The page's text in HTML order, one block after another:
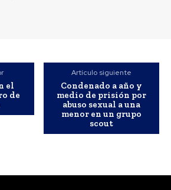
el
de
Artículo siguiente
Condenado a año y
medio de prisión por
abuso sexual a una
menor en un grupo
scout